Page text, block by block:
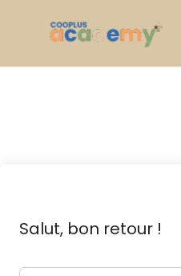
Salut, bon retour !